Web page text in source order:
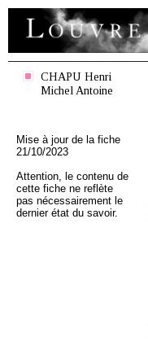
CHAPU Henri
Michel Antoine
Mise à jour de la fiche
21/10/2023
Attention, le contenu de
cette fiche ne reflète
pas nécessairement le
dernier état du savoir.